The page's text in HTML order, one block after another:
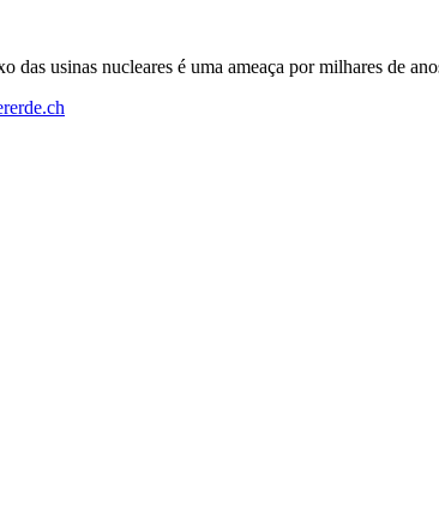
das usinas nucleares é uma ameaça por milhares de